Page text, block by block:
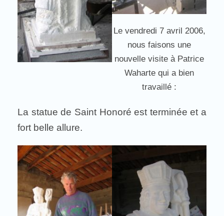
Le vendredi 7 avril 2006,
nous faisons une
nouvelle visite à Patrice
Waharte qui a bien
travaillé :
La statue de Saint Honoré est terminée et a
fort belle allure.